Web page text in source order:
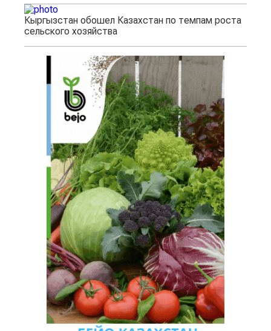
Кыргызстан обошел Казахстан по темпам роста
сельского хозяйства